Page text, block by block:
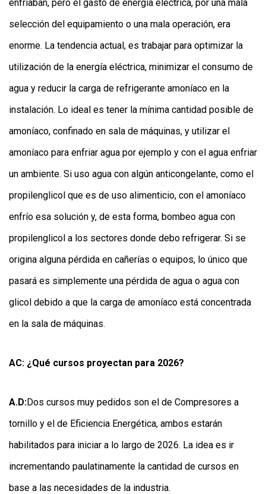
enfriaban, pero el gasto de energía eléctrica, por una mala
selección del equipamiento o una mala operación, era
enorme. La tendencia actual, es trabajar para optimizar la
utilización de la energía eléctrica, minimizar el consumo de
agua y reducir la carga de refrigerante amoníaco en la
instalación. Lo ideal es tener la mínima cantidad posible de
amoníaco, confinado en sala de máquinas, y utilizar el
amoníaco para enfriar agua por ejemplo y con el agua enfriar
un ambiente. Si uso agua con algún anticongelante, como el
propilenglicol que es de uso alimenticio, con el amoníaco
enfrío esa solución y, de esta forma, bombeo agua con
propilenglicol a los sectores donde debo refrigerar. Si se
origina alguna pérdida en cañerías o equipos, lo único que
pasará es simplemente una pérdida de agua o agua con
glicol debido a que la carga de amoníaco está concentrada
en la sala de máquinas.
AC: ¿Qué cursos proyectan para 2026?
A.D:Dos cursos muy pedidos son el de Compresores a
tornillo y el de Eficiencia Energética, ambos estarán
habilitados para iniciar a lo largo de 2026. La idea es ir
incrementando paulatinamente la cantidad de cursos en
base a las necesidades de la industria.